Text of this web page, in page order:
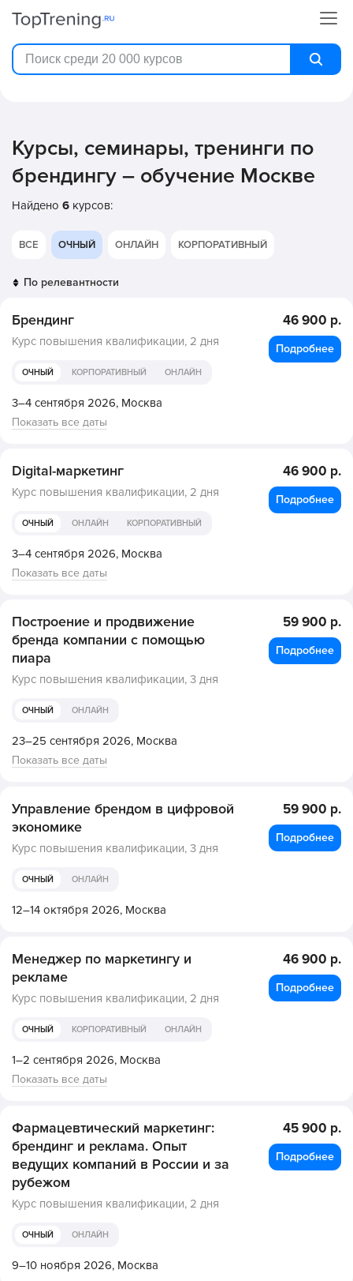
Курсы, семинары, тренинги по
брендингу – обучение Москве
Найдено 6 курсов:
ВСЕ ОЧНЫЙ ОНЛАЙН КОРПОРАТИВНЫЙ
Брендинг
Курс повышения квалификации, 2 дня
ОЧНЫЙ КОРПОРАТИВНЫЙ ОНЛАЙН
3–4 сентября 2026, Москва
Показать все даты
46 900 р.
Подробнее
Digital-маркетинг
Курс повышения квалификации, 2 дня
ОЧНЫЙ ОНЛАЙН КОРПОРАТИВНЫЙ
3–4 сентября 2026, Москва
Показать все даты
46 900 р.
Подробнее
Построение и продвижение
бренда компании с помощью
пиара
Курс повышения квалификации, 3 дня
ОЧНЫЙ ОНЛАЙН
23–25 сентября 2026, Москва
Показать все даты
59 900 р.
Подробнее
Управление брендом в цифровой
экономике
Курс повышения квалификации, 3 дня
ОЧНЫЙ ОНЛАЙН
12–14 октября 2026, Москва
59 900 р.
Подробнее
Менеджер по маркетингу и
рекламе
Курс повышения квалификации, 2 дня
ОЧНЫЙ КОРПОРАТИВНЫЙ ОНЛАЙН
1–2 сентября 2026, Москва
Показать все даты
46 900 р.
Подробнее
Фармацевтический маркетинг:
брендинг и реклама. Опыт
ведущих компаний в России и за
рубежом
Курс повышения квалификации, 2 дня
ОЧНЫЙ ОНЛАЙН
9–10 ноября 2026, Москва
45 900 р.
Подробнее